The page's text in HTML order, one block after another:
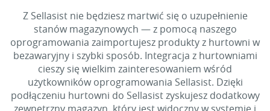
Z Sellasist nie będziesz martwić się o uzupełnienie
stanów magazynowych — z pomocą naszego
oprogramowania zaimportujesz produkty z hurtowni w
bezawaryjny i szybki sposób. Integracja z hurtowniami
cieszy się wielkim zainteresowaniem wśród
użytkowników oprogramowania Sellasist. Dzięki
podłączeniu hurtowni do Sellasist zyskujesz dodatkowy